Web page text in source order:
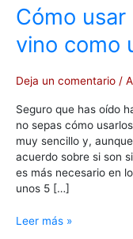
Cómo
vino como
Deja un comentario /
Seguro que has oído
no sepas cómo
muy sencillo y,
acuerdo sobre si son
es más necesario en
unos 5 […]
Leer más »